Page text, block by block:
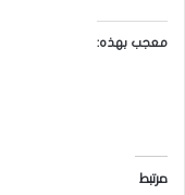
معجب بهذه:
مرتبط